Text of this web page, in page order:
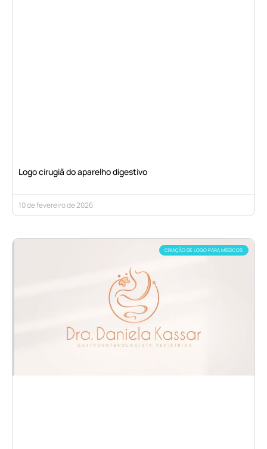
Logo cirugiã do aparelho digestivo
10 de fevereiro de 2026
CRIAÇÃO DE LOGO PARA MÉDICOS